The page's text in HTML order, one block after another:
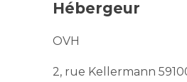
Hébergeur
OVH
2, rue Kellermann